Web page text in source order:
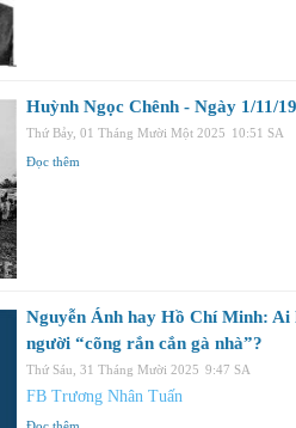
Huỳnh Ngọc Chênh - Ngày 1/11/
Thứ Bảy, 01 Tháng Mười Một 2025 10:51 SA
Đọc thêm
Nguyễn Ánh hay Hồ Chí Minh: Ai
người “cõng rắn cắn gà nhà”?
Thứ Sáu, 31 Tháng Mười 2025 9:47 SA
FB Trương Nhân Tuấn